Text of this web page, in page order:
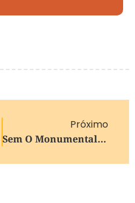
Próximo
Sem O Monumental, Argentina Define Estádio De Amistoso Contra A Guatemala